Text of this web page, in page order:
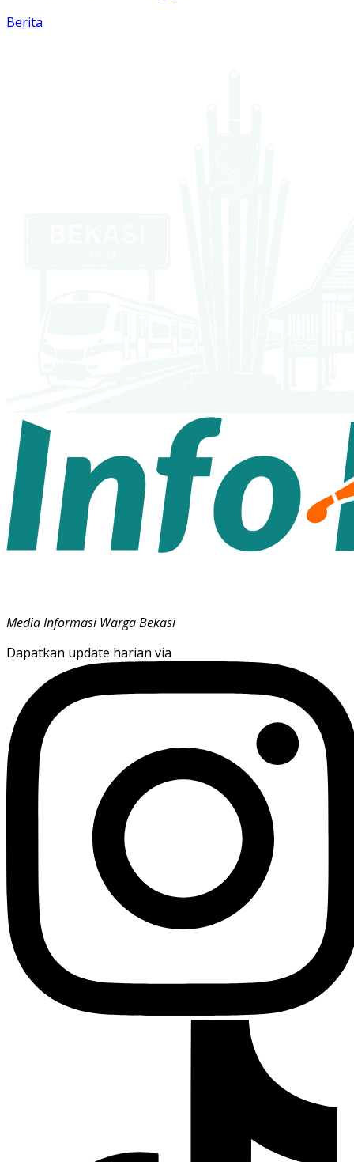
Berita
Media Informasi Warga Bekasi
Dapatkan update harian via